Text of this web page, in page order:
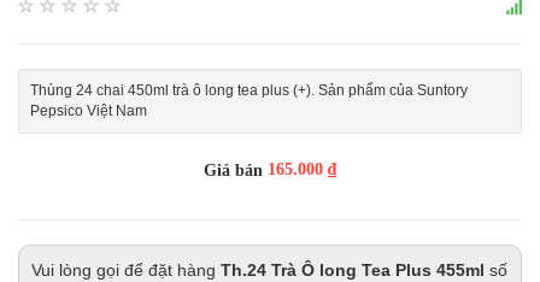
Thùng 24 chai 450ml trà ô long tea plus (+). Sản phẩm của Suntory
Pepsico Việt Nam
Giá bán 165.000 ₫
Vui lòng gọi để đặt hàng Th.24 Trà Ô long Tea Plus 455ml số